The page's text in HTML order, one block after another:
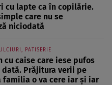
cu lapte ca în copilărie.
care nu se
niciodată
PATISERIE
cu caise care iese pufos
dată. Prăjitura verii pe
familia o va cere iar și iar